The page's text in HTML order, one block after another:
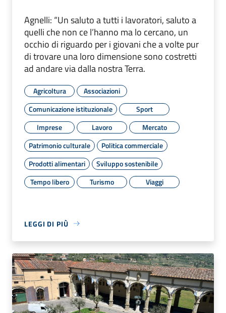
Agnelli: “Un saluto a tutti i lavoratori, saluto a
quelli che non ce l’hanno ma lo cercano, un
occhio di riguardo per i giovani che a volte pur
di trovare una loro dimensione sono costretti
ad andare via dalla nostra Terra.
Agricoltura
Associazioni
Comunicazione istituzionale
Sport
Imprese
Lavoro
Mercato
Patrimonio culturale
Politica commerciale
Prodotti alimentari
Sviluppo sostenibile
Tempo libero
Turismo Viaggi
LEGGI DI PIÙ